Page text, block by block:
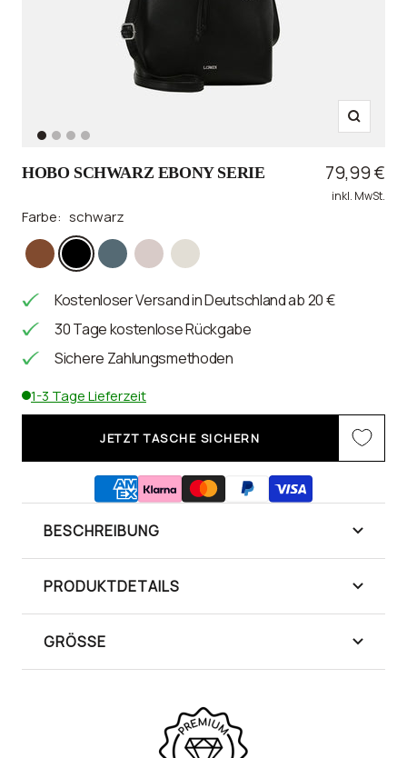
Zoom
Zur
Slide
gehen
Zur
Slide
gehen
Zur
Slide
gehen
Zur
Slide
gehen
HOBO SCHWARZ EBONY SERIE 79,99 €
inkl. MwSt.
Farbe: schwarz
cognacschwarznight
sea
dusty light
gray
Kostenloser Versand in Deutschland ab 20 €
30 Tage kostenlose Rückgabe
Sichere Zahlungsmethoden
1-3 Tage Lieferzeit
JETZT TASCHE SICHERN
BESCHREIBUNG
PRODUKTDETAILS
GRÖSSE